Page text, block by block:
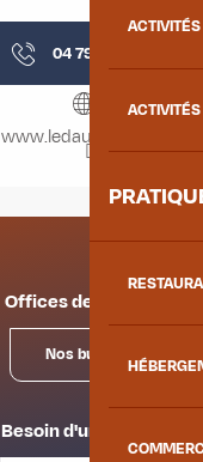
04 79 83 55
www.ledauphine.com
Offices de tourisme
Nos bureaux
Besoin d'un conseil ?